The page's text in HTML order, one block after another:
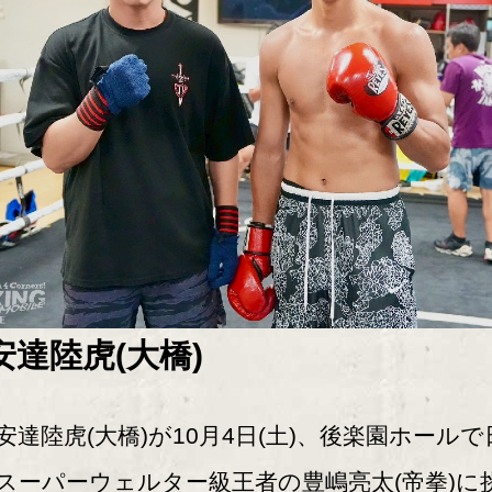
達陸虎(大橋)
陸虎(大橋)が10月4日(土)、後楽園ホールで
ーパーウェルター級王者の豊嶋亮太(帝拳)に